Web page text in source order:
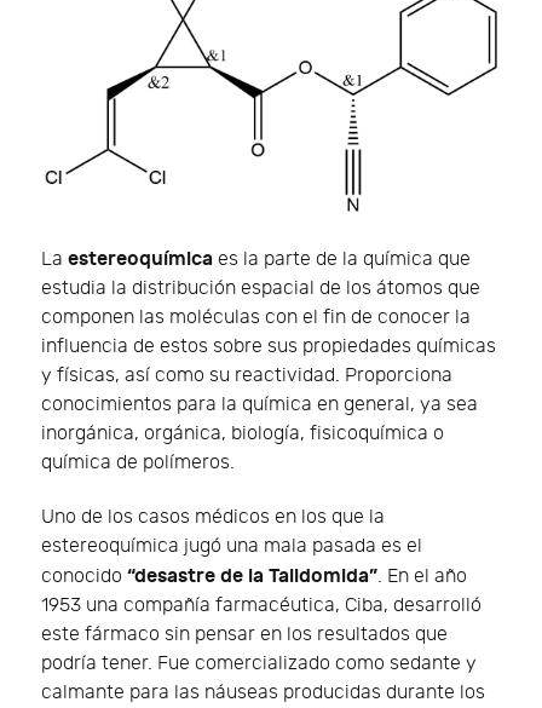
La estereoquímica es la parte de la química que
estudia la distribución espacial de los átomos que
componen las moléculas con el fin de conocer la
influencia de estos sobre sus propiedades químicas
y físicas, así como su reactividad. Proporciona
conocimientos para la química en general, ya sea
inorgánica, orgánica, biología, fisicoquímica o
química de polímeros.
Uno de los casos médicos en los que la
estereoquímica jugó una mala pasada es el
conocido “desastre de la Talidomida”. En el año
1953 una compañía farmacéutica, Ciba, desarrolló
este fármaco sin pensar en los resultados que
podría tener. Fue comercializado como sedante y
calmante para las náuseas producidas durante los